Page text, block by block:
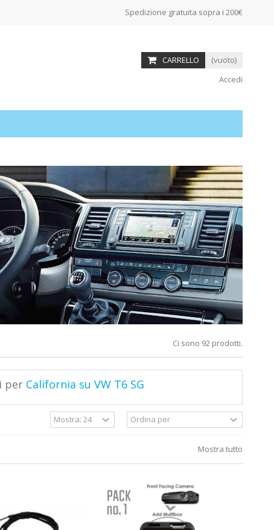
Spedizione gratuita sopra i 200€
CARRELLO
(vuoto)
Accedi
Ci sono 92 prodotti.
per California su VW T6 SG
Mostra tutto